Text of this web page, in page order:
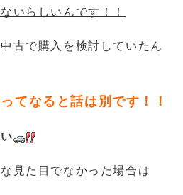
いらしいんです！！
古で購入を検討していたん
てなると話は別です！！
見た目でなかった場合は